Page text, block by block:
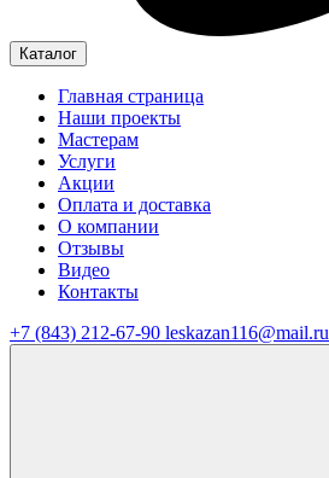
Каталог
Главная страница
Наши проекты
Мастерам
Услуги
Акции
Оплата и доставка
О компании
Отзывы
Видео
Контакты
+7 (843) 212-67-90 leskazan116@mail.ru